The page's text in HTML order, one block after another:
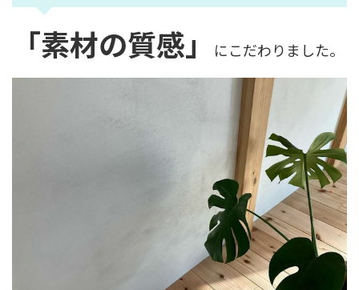
「素材の質感」 にこだわりました。